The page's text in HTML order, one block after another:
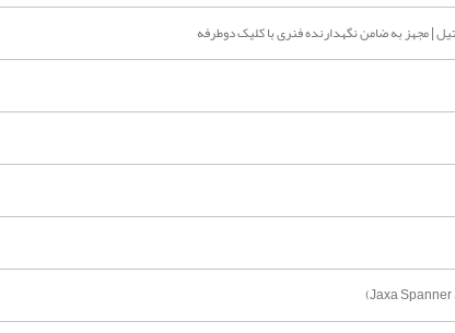
| مجهز به ضامن نگهدارنده فنری با کلیک دوطرفه